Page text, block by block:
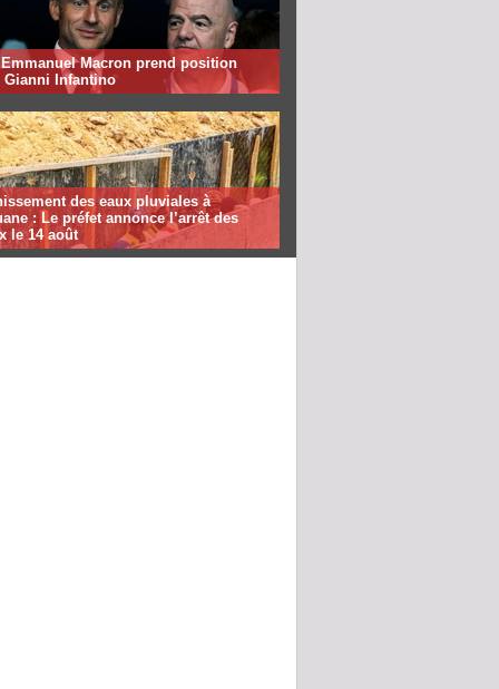
Emmanuel Macron prend position
Gianni Infantino
des eaux pluviales à
: Le préfet annonce l’arrêt des
le 14 août